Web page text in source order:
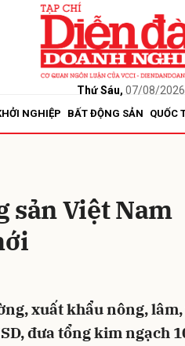
Thứ Sáu, 07/08/2026
NGHIỆP BẤT ĐỘNG SẢN QUỐC
sản Việt Nam
xuất khẩu nông,
đưa tổng kim ngạch